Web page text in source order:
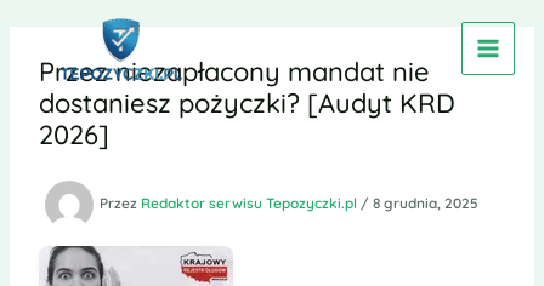
treściPrzez niezapłacony mandat nie
dostaniesz pożyczki? [Audyt KRD
2026]
Przez Redaktor serwisu Tepozyczki.pl / 8 grudnia, 2025